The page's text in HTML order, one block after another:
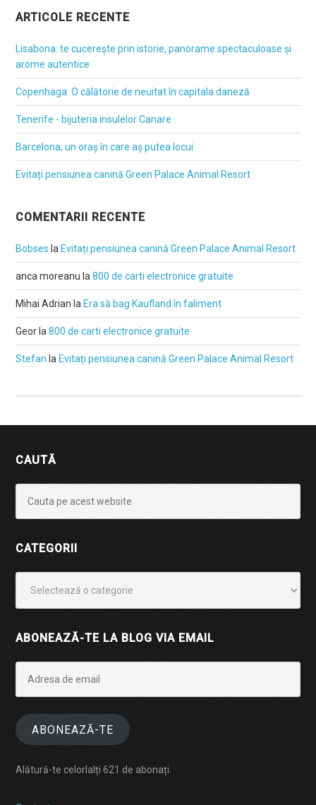
ARTICOLE RECENTE
Lisabona: te cucerește prin istorie, panorame spectaculoase și
arome autentice
Copenhaga: O călătorie de neuitat în capitala daneză
Tenerife - bijuteria insulelor Canare
Barcelona, un oraș în care aș putea locui
Evitați pensiunea canină Green Palace Animal Resort
COMENTARII RECENTE
Bobses la Evitați pensiunea canină Green Palace Animal Resort
anca moreanu la800 de carti electronice gratuite
Mihai Adrian la Era să bag Kaufland în faliment
Geor la800 de carti electronice gratuite
Stefan la Evitați pensiunea canină Green Palace Animal Resort
CAUTĂ
CATEGORII
ABONEAZĂ-TE LA BLOG VIA EMAIL
email
ABONEAZĂ-TE
Alătură-te celorlalți 621 de abonați.